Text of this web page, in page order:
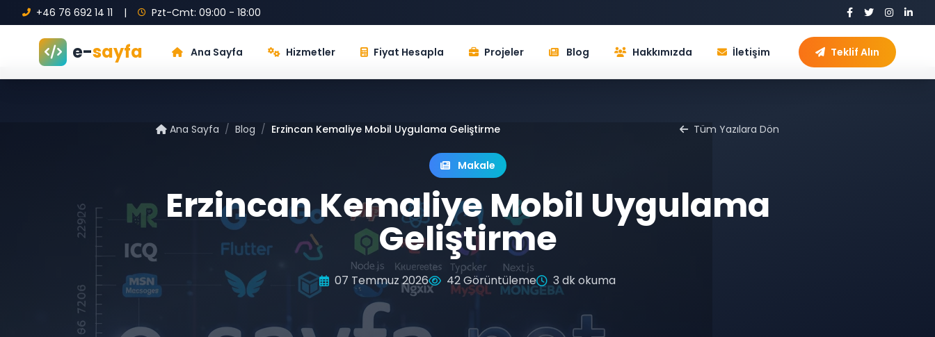
+46 76 692 14 11 | Pzt-Cmt: 09:00 - 18:00
e-sayfa Ana Sayfa Hizmetler Fiyat Hesapla Projeler Blog Hakkımızda İletişim Teklif Alın
Ana Sayfa / Blog / Erzincan Kemaliye Mobil Uygulama Geliştirme Tüm Yazılara Dön
Makale
Erzincan Kemaliye Mobil Uygulama
Geliştirme
07 Temmuz 2026 42 Görüntüleme 3 dk okuma